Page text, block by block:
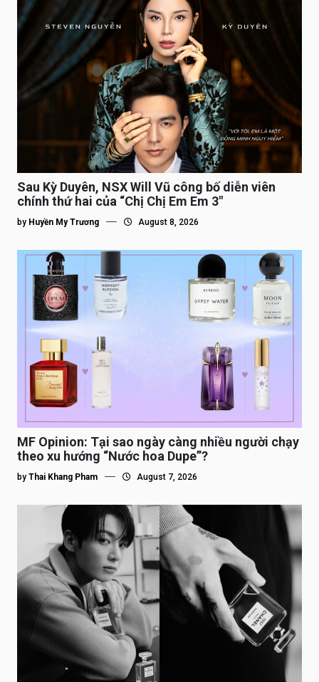
Sau Kỳ Duyên, NSX Will Vũ công bố diễn viên
chính thứ hai của “Chị Chị Em Em 3″
by Huyền My Trương August 8, 2026
MF Opinion: Tại sao ngày càng nhiều người chạy
theo xu hướng “Nước hoa Dupe”?
by Thai Khang Pham August 7, 2026